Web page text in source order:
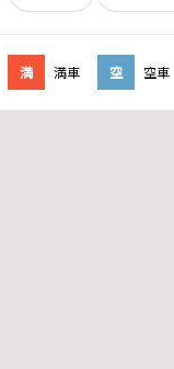
満 満車 空 空車